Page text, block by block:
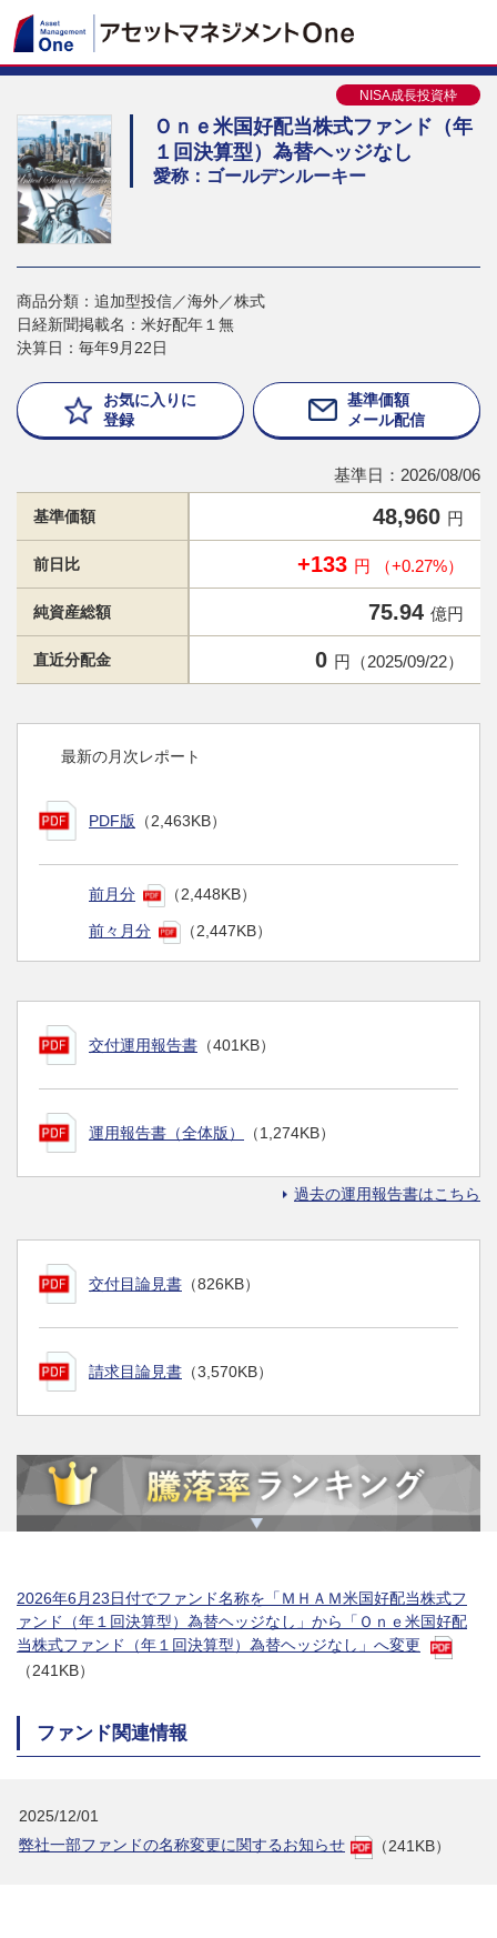
NISA成長投資枠
Ｏｎｅ米国好配当株式ファンド（年
１回決算型）為替ヘッジなし
愛称：ゴールデンルーキー
商品分類：追加型投信／海外／株式
日経新聞掲載名：米好配年１無
決算日：毎年9月22日
お気に入りに
登録
基準価額
メール配信
基準日：2026/08/06
基準価額 48,960 円
前日比 +133 円 （+0.27%）
純資産総額 75.94 億円
直近分配金 0 円（2025/09/22）
最新の月次レポート
PDF版 （2,463KB）
前月分 （2,448KB）
前々月分 （2,447KB）
交付運用報告書 （401KB）
運用報告書（全体版） （1,274KB）
過去の運用報告書はこちら
交付目論見書 （826KB）
請求目論見書 （3,570KB）
2026年6月23日付でファンド名称を「ＭＨＡＭ米国好配当株式フ
ァンド（年１回決算型）為替ヘッジなし」から「Ｏｎｅ米国好配
当株式ファンド（年１回決算型）為替ヘッジなし」へ変更
（241KB）
ファンド関連情報
2025/12/01
弊社一部ファンドの名称変更に関するお知らせ
（241KB）